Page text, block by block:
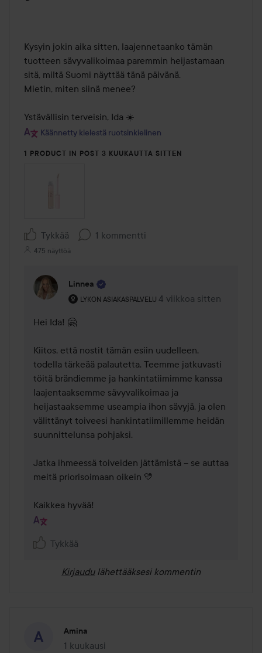
Kysyin jokin aika sitten, laajennetaanko tämän
tuotteen sävyvalikoimaa paremmin heijastamaan
sitä, miltä Suomi näyttää tänä päivänä.
Mietin, miten siinä menee?
Ystävällisin terveisin, Ida ☀️
Käännetty kielestä ruotsinkielinen
1 PRODUCT IN POST 3 KUUKAUTTA SITTEN
Tykkää 1 kommentti
475 näyttöä
Linnea
LYKON ASIAKASPALVELU
Käyttäjän rooli: Lykon asiakaspalvelu .
4 viikkoa sitten
Kommentti lisättiin 4
Hei Ida! 🤗
Kiitos, että nostit tämän esiin uudelleen,
todella tärkeää palautetta. Teemme jatkuvasti
töitä brändiemme ja hankintatiimimme kanssa
laajentaaksemme sävyvalikoimaa ja
heijastaaksemme useampia ihon sävyjä, ja olen
välittänyt toiveesi hankintatiimillemme heidän
suunnittelunsa pohjaksi.
Jatka ihmeessä toiveiden jättämistä – se auttaa
meitä priorisoimaan oikein 💛
Kaikkea hyvää!
Tykkää
Kirjaudu lähettääksesi kommentin
Amina
1 kuukausi
Viesti luotiin 1 kuukausi